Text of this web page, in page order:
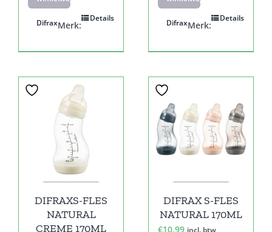
Details
Merk:
Difrax
Details
Merk:
Difrax
DIFRAXS-FLES
NATURAL
CREME 170ML
DIFRAX S-FLES
NATURAL 170ML
€10,99 incl. btw